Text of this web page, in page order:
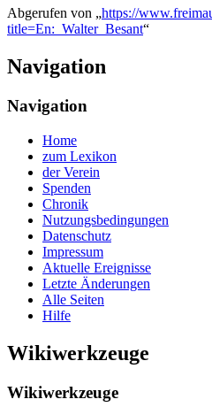
Abgerufen von „https://
title=En:_Walter_Besant“
Navigation
Navigation
Home
zum Lexikon
der Verein
Spenden
Chronik
Nutzungsbedingungen
Datenschutz
Impressum
Aktuelle Ereignisse
Letzte Änderungen
Alle Seiten
Hilfe
Wikiwerkzeuge
Wikiwerkzeuge